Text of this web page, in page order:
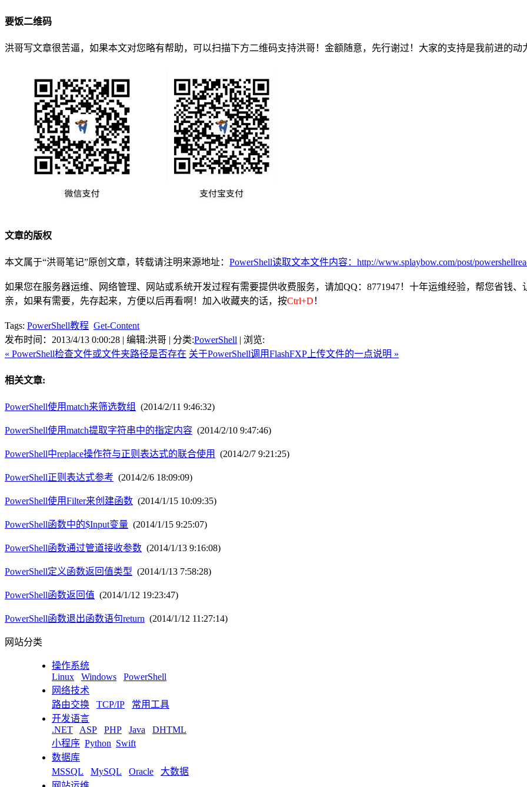
要饭二维码
洪哥写文章很苦逼，如果本文对您略有帮助，可以扫描下方二维码支持洪哥！金额随意，先行谢过！大家的支持是我前进的动
文章的版权
本文属于“洪哥笔记”原创文章，转载请注明来源地址： PowerShell读取文本文件内容：http://www.splaybow.com/post/
如果您在服务器运维、网络管理、网站或系统开发过程有需要提供收费服务，请加QQ：8771947！十年运维经验，帮您省钱、
亲，如果有需要，先存起来，方便以后再看啊！加入收藏夹的话，按Ctrl+D ！
Tags: PowerShell教程 Get-Content
发布时间：2013/4/13 0:00:28 | 编辑:洪哥 | 分类:PowerShell | 浏览:
« PowerShell检查文件或文件夹路径是否存在 关于PowerShell调用FlashFXP上传文件的一点说明 »
相关文章:
PowerShell使用match来筛选数组 (2014/2/11 9:46:32)
PowerShell使用match提取字符串中的指定内容 (2014/2/10 9:47:46)
PowerShell中replace操作符与正则表达式的联合使用 (2014/2/7 9:21:25)
PowerShell正则表达式参考 (2014/2/6 18:09:09)
PowerShell使用Filter来创建函数 (2014/1/15 10:09:35)
PowerShell函数中的$Input变量 (2014/1/15 9:25:07)
PowerShell函数通过管道接收参数 (2014/1/13 9:16:08)
PowerShell定义函数返回值类型 (2014/1/13 7:58:28)
PowerShell函数返回值 (2014/1/12 19:23:47)
PowerShell函数退出函数语句return (2014/1/12 11:27:14)
网站分类
操作系统
Linux
Windows
PowerShell
网络技术
路由交换
TCP/IP
常用工具
开发语言
.NET
ASP PHP Java
DHTML
小程序 Python Swift
数据库
MSSQL
MySQL Oracle
大数据